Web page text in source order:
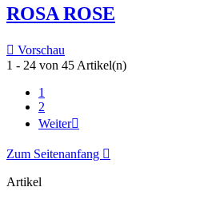
ROSA ROSE
 Vorschau
1 - 24 von 45 Artikel(n)
1
2
Weiter
Zum Seitenanfang 
Artikel